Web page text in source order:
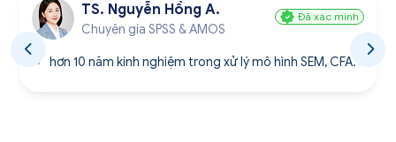
TS. Nguyễn Hồng A.
Chuyên gia SPSS & AMOS
Đã xác minh
hơn 10 năm kinh nghiệm trong xử lý mô hình SEM, CFA.